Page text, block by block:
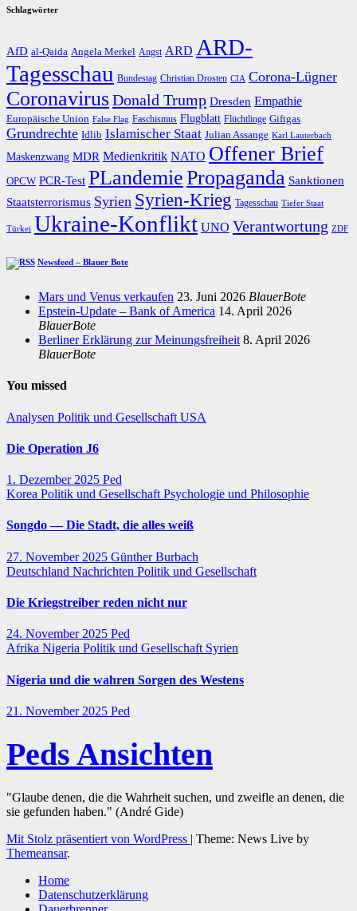
Schlagwörter
AfD al-Qaida Angela Merkel Angst ARD ARD-
Tagesschau Bundestag Christian Drosten CIA Corona-Lügner
CoronavirusDonald Trump Dresden Empathie
Europäische Union False Flag Faschismus Flugblatt Flüchtlinge Giftgas
Grundrechte Idlib Islamischer Staat Julian Assange Karl Lauterbach
Maskenzwang MDR Medienkritik NATO Offener Brief
OPCW PCR-Test PLandemiePropaganda Sanktionen
Staatsterrorismus Syrien Syrien-Krieg Tagesschau Tiefer Staat
Türkei Ukraine-Konflikt UNO Verantwortung ZDF
Newsfeed – Blauer Bote
Mars und Venus verkaufen 23. Juni 2026 BlauerBote
Epstein-Update – Bank of America 14. April 2026
BlauerBote
Berliner Erklärung zur Meinungsfreiheit 8. April 2026
BlauerBote
You missed
Analysen Politik und Gesellschaft USA
Die Operation J6
1. Dezember 2025 Ped
Korea Politik und Gesellschaft Psychologie und Philosophie
Songdo — Die Stadt, die alles weiß
27. November 2025 Günther Burbach
Deutschland Nachrichten Politik und Gesellschaft
Die Kriegstreiber reden nicht nur
24. November 2025 Ped
Afrika Nigeria Politik und Gesellschaft Syrien
Nigeria und die wahren Sorgen des Westens
21. November 2025 Ped
Peds Ansichten
"Glaube denen, die die Wahrheit suchen, und zweifle an denen, die
sie gefunden haben." (André Gide)
Mit Stolz präsentiert von WordPress | Theme: News Live by
Themeansar.
Home
Datenschutzerklärung